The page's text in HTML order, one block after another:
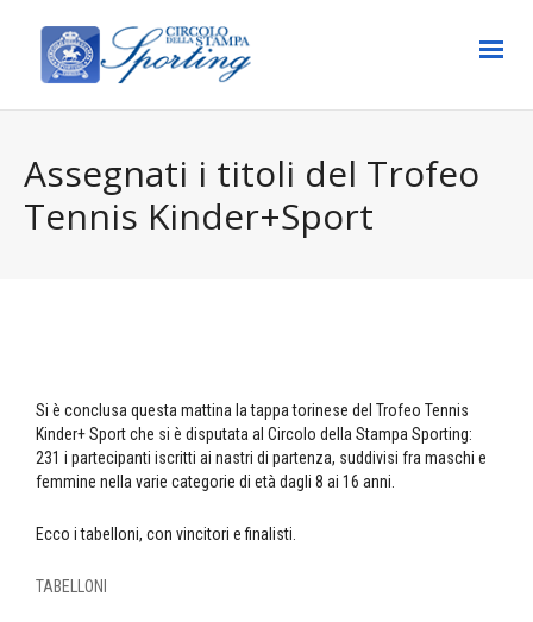
Assegnati i titoli del Trofeo
Tennis Kinder+Sport
Si è conclusa questa mattina la tappa torinese del Trofeo Tennis
Kinder+ Sport che si è disputata al Circolo della Stampa Sporting:
231 i partecipanti iscritti ai nastri di partenza, suddivisi fra maschi e
femmine nella varie categorie di età dagli 8 ai 16 anni.
Ecco i tabelloni, con vincitori e finalisti.
TABELLONI